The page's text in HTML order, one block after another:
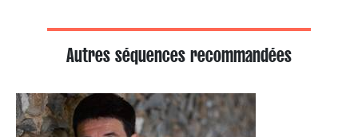
Autres séquences recommandées